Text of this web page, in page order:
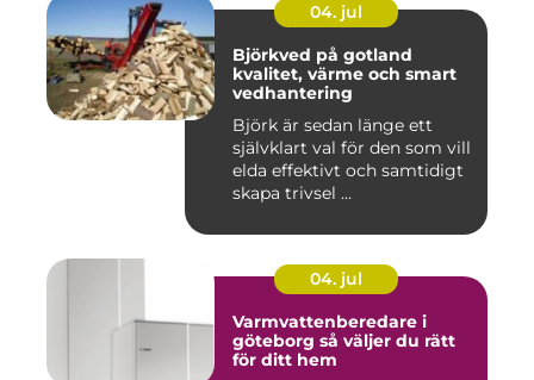
04. jul
Björkved på gotland
kvalitet, värme och smart
vedhantering
Björk är sedan länge ett
självklart val för den som vill
elda effektivt och samtidigt
skapa trivsel ...
04. jul
Varmvattenberedare i
göteborg så väljer du rätt
för ditt hem